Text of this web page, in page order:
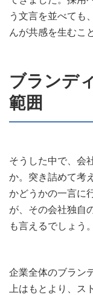
う文言を並べても
んが共感を生むこ
ブランデ
範囲
そうした中で、会
か。突き詰めて考
かどうかの一言に
が、その会社独自
も言えるでしょう。
企業全体のブラン
上はもとより、ス